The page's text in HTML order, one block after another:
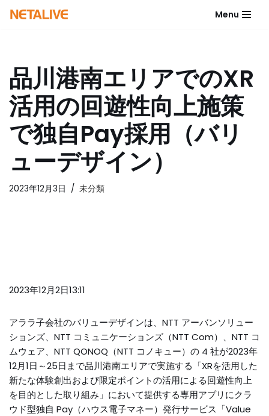
ン
ツ
へ
ス
キ
プ
Menu
品川港南エリアでのXR
活用の回遊性向上施策
で独自Pay採用（バリ
ューデザイン）
2023年12月3日 未分類
2023年12月2日13:11
アララ子会社のバリューデザインは、NTT アーバンソリュー
ションズ、NTT コミュニケーションズ（NTT Com）、NTT コ
ムウェア、NTT QONOQ（NTT コノキュー）の 4 社が2023年
12月1日～25日まで品川港南エリアで実施する「XRを活用した
新たな体験創出および限定ポイントの活用による回遊性向上
を目的とした取り組み」において提供する専用アプリにクラ
ウド型独自 Pay（ハウス電子マネー）発行サービス「Value